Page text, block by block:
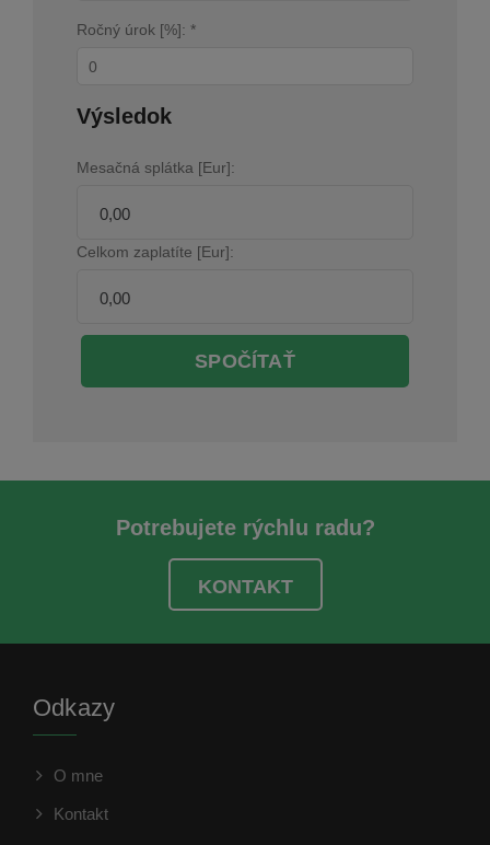
Ročný úrok [%]: *
Výsledok
Mesačná splátka [Eur]:
Celkom zaplatíte [Eur]:
SPOČÍTAŤ
Potrebujete rýchlu radu?
KONTAKT
Odkazy
O mne
Kontakt